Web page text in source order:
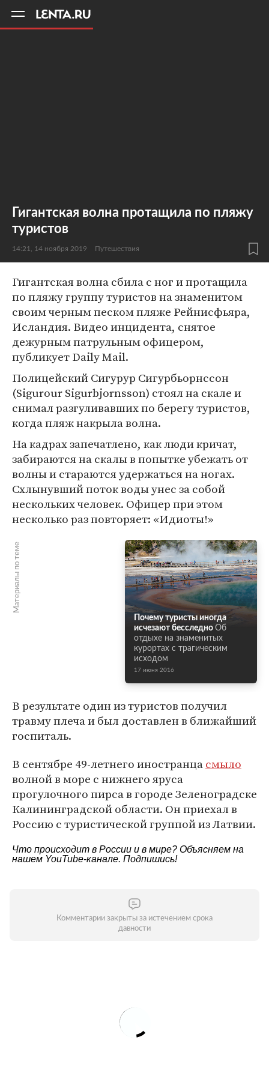
Гигантская волна протащила по пляжу
туристов
14:21, 14 ноября 2019 Путешествия
Гигантская волна сбила с ног и протащила
по пляжу группу туристов на знаменитом
своим черным песком пляже Рейнисфьяра,
Исландия. Видео инцидента, снятое
дежурным патрульным офицером,
публикует Daily Mail.
Полицейский Сигурур Сигурбьорнссон
(Sigurour Sigurbjornsson) стоял на скале и
снимал разгуливавших по берегу туристов,
когда пляж накрыла волна.
На кадрах запечатлено, как люди кричат,
забираются на скалы в попытке убежать от
волны и стараются удержаться на ногах.
Схлынувший поток воды унес за собой
нескольких человек. Офицер при этом
несколько раз повторяет: «Идиоты!»
Материалы по теме
Почему туристы иногда
исчезают бесследно Об
отдыхе на знаменитых
курортах с трагическим
исходом
17 июня 2016
В результате один из туристов получил
травму плеча и был доставлен в ближайший
госпиталь.
В сентябре 49-летнего иностранцасмыло
волной в море с нижнего яруса
прогулочного пирса в городе Зеленоградске
Калининградской области. Он приехал в
Россию с туристической группой из Латвии.
Что происходит в России и в мире? Объясняем на
нашем YouTube-канале. Подпишись!
Комментарии закрыты за истечением срока
давности